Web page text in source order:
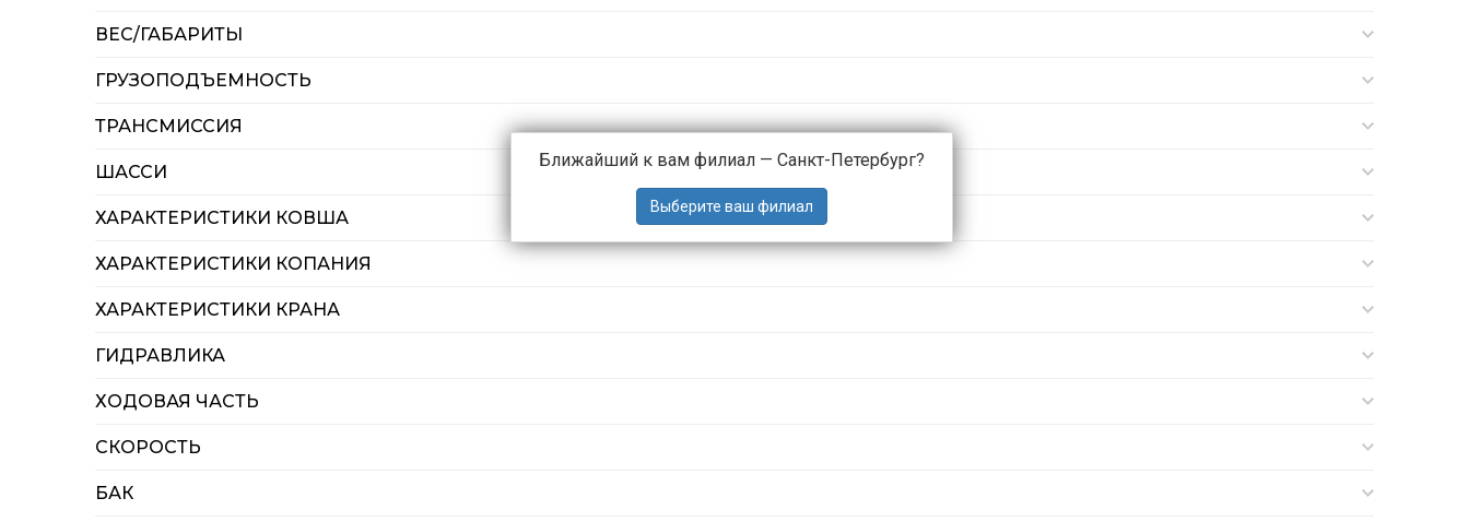
Ближайший к вам филиал — Санкт-Петербург?
ВЕС/ГАБАРИТЫ
ГРУЗОПОДЪЕМНОСТЬ
ТРАНСМИССИЯ
ШАССИ
ХАРАКТЕРИСТИКИ КОВША
ХАРАКТЕРИСТИКИ КОПАНИЯ
ХАРАКТЕРИСТИКИ КРАНА
ГИДРАВЛИКА
ХОДОВАЯ ЧАСТЬ
СКОРОСТЬ
БАК